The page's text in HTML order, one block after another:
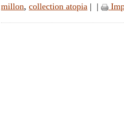
millon, collection atopia | |